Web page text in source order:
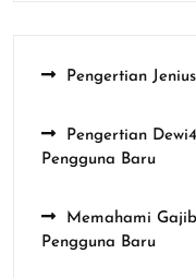
Pengertian
Pengertian
Pengguna Baru
Memahami
Pengguna Baru